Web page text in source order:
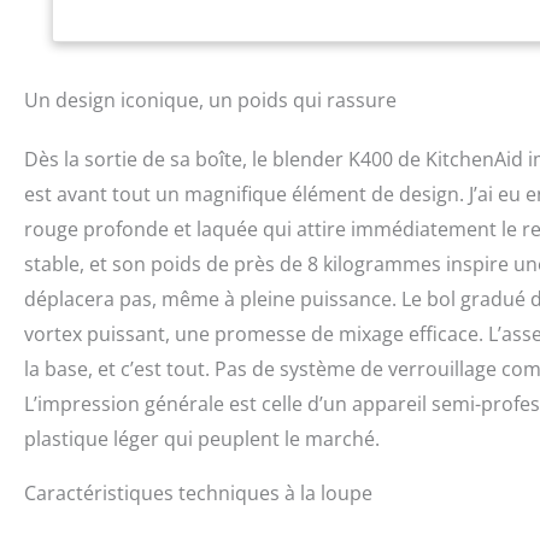
compatibles
Un design iconique, un poids qui rassure
Dès la sortie de sa boîte, le blender K400 de KitchenAid
est avant tout un magnifique élément de design. J’ai
rouge profonde et laquée qui attire immédiatement le
stable, et son poids de près de 8 kilogrammes inspire
déplacera pas, même à pleine puissance. Le bol
vortex puissant, une promesse de mixage efficace.
la base, et c’est tout. Pas de système de verrouillage
L’impression générale est celle d’un appareil semi-
plastique léger qui peuplent le marché.
Caractéristiques techniques à la loupe